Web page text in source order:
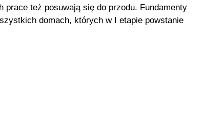
prace też posuwają się do przodu. Fundamenty
domach, których w I etapie powstanie